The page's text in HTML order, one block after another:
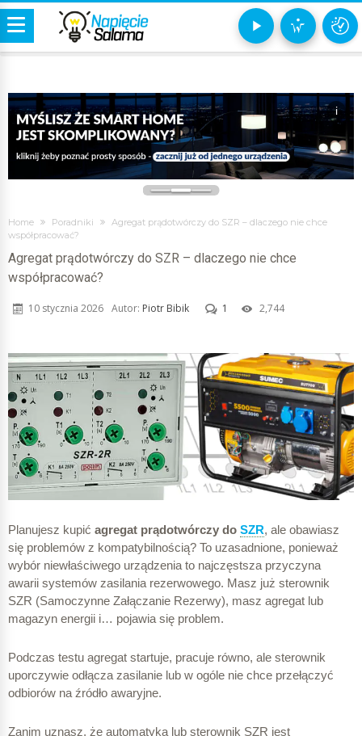
i
Home Poradniki
Agregat prądotwórczy do SZR – dlaczego nie chce
współpracować?
Agregat prądotwórczy do SZR – dlaczego nie chce
współpracować?
Autor: Piotr Bibik
10 stycznia 2026 1 2,744
Planujesz kupić agregat prądotwórczy do SZR, ale obawiasz
się problemów z kompatybilnością? To uzasadnione, ponieważ
wybór niewłaściwego urządzenia to najczęstsza przyczyna
awarii systemów zasilania rezerwowego. Masz już sterownik
SZR (Samoczynne Załączanie Rezerwy), masz agregat lub
magazyn energii i… pojawia się problem.
Podczas testu agregat startuje, pracuje równo, ale sterownik
uporczywie odłącza zasilanie lub w ogóle nie chce przełączyć
odbiorów na źródło awaryjne.
Zanim uznasz, że automatyka lub sterownik SZR jest